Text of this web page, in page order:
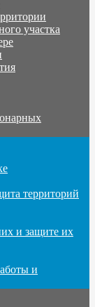
участка
территорий
и защите их
и